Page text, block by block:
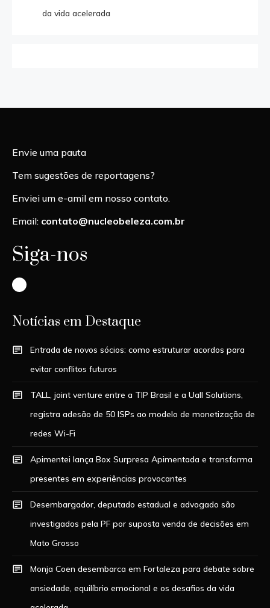
da vida acelerada
Envie uma pauta
Tem sugestões de reportagens?
Enviei um e-amil em nosso contato.
Email: contato@nucleobeleza.com.br
Siga-nos
Instagram
Notícias em Destaque
Entrada de novos sócios: como estruturar acordos para
evitar conflitos futuros
TALL, joint venture entre a TIP Brasil e a Uall Solutions,
registra adesão de 50 ISPs ao modelo de monetização de
redes Wi-Fi
Apimentei lança Box Surpresa Apimentada e transforma
presentes em experiências provocantes
Desembargador, deputado estadual e advogado são
investigados pela PF por suposta venda de decisões em
Mato Grosso
Monja Coen desembarca em Fortaleza para debate sobre
ansiedade, equilíbrio emocional e os desafios da vida